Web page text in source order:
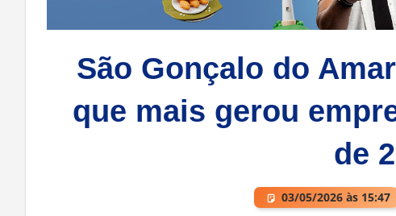
São Gonçalo do
que mais gerou
de
03/05/2026 às 15:47